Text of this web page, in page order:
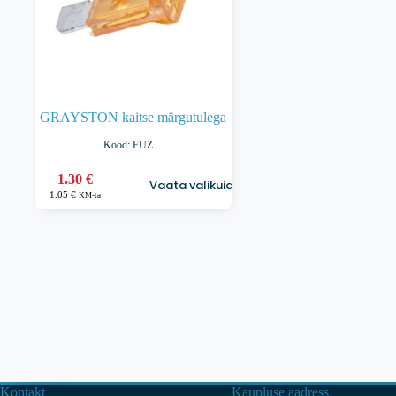
GRAYSTON kaitse märgutulega
Kood: FUZ....
1.30€
1.05€ KM-ta
Vaata valikuid
tootel
Kontakt Kaupluse aadress